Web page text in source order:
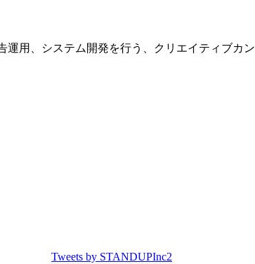
用、システム開発を行う、 クリエイティブカ
Tweets by STANDUPInc2